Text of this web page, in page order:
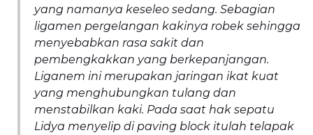
yang namanya keseleo sedang. Sebagian
ligamen pergelangan kakinya robek sehingga
menyebabkan rasa sakit dan
pembengkakkan yang berkepanjangan.
Liganem ini merupakan jaringan ikat kuat
yang menghubungkan tulang dan
menstabilkan kaki. Pada saat hak sepatu
Lidya menyelip di paving block itulah telapak